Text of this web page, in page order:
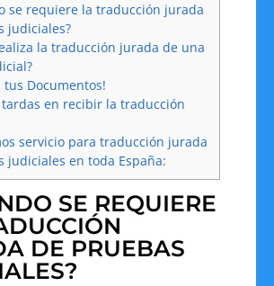
se requiere la traducción jurada
judiciales?
la traducción jurada de una
tus Documentos!
tardas en recibir la traducción
servicio para traducción jurada
judiciales en toda España:
SE REQUIERE
DE PRUEBAS